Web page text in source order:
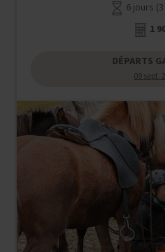
6 jours
1
DÉPARTS
09 sept.